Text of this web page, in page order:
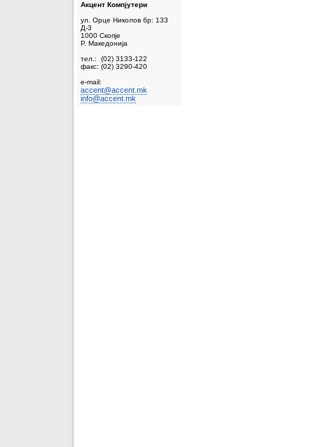
Акцент Компјутери
ул. Орце Николов бр: 133
Д-3
1000 Скопје
Р. Македонија
тел.: (02) 3133-122
факс: (02) 3290-420
e-mail:
accent@accent.mk
info@accent.mk